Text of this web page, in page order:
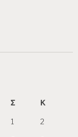
Σ Κ
1 2